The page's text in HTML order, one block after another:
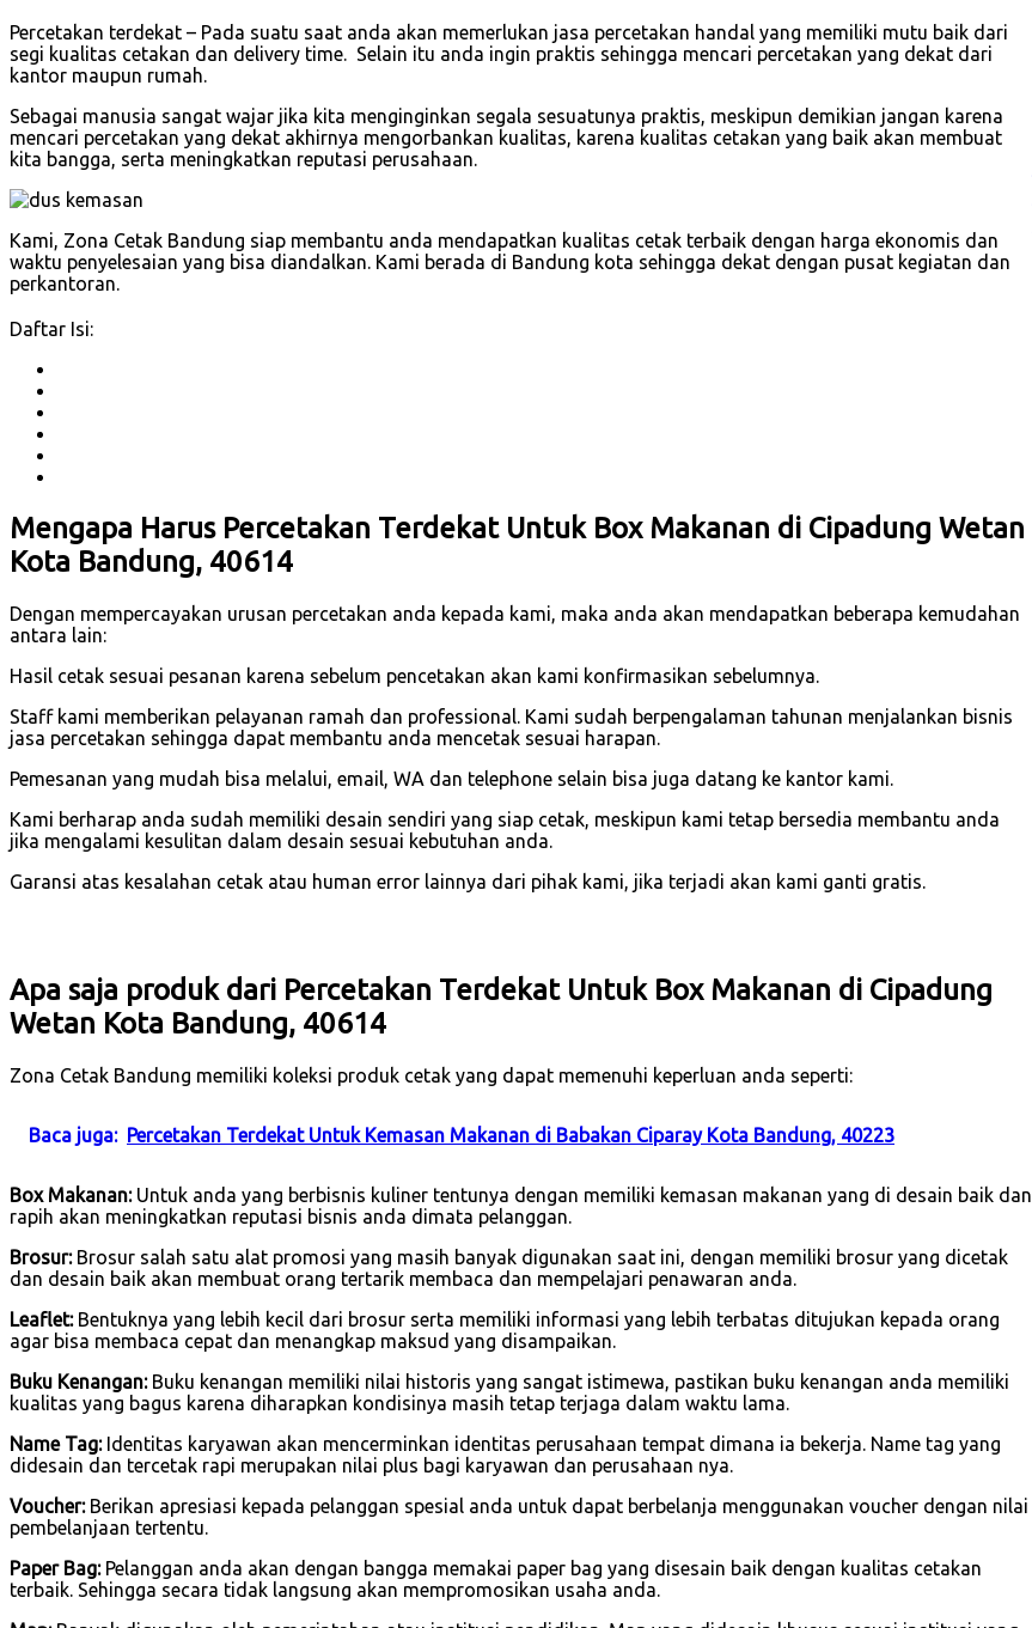
Percetakan terdekat – Pada suatu saat anda akan memerlukan jasa percetakan handal yang memiliki mutu baik dari
segi kualitas cetakan dan delivery time. Selain itu anda ingin praktis sehingga mencari percetakan yang dekat dari
kantor maupun rumah.
Sebagai manusia sangat wajar jika kita menginginkan segala sesuatunya praktis, meskipun demikian jangan karena
mencari percetakan yang dekat akhirnya mengorbankan kualitas, karena kualitas cetakan yang baik akan membuat
kita bangga, serta meningkatkan reputasi perusahaan.
Kami, Zona Cetak Bandung siap membantu anda mendapatkan kualitas cetak terbaik dengan harga ekonomis dan
waktu penyelesaian yang bisa diandalkan. Kami berada di Bandung kota sehingga dekat dengan pusat kegiatan dan
perkantoran.
Daftar Isi:
Mengapa Harus Percetakan Terdekat Untuk Box Makanan di Cipadung Wetan
Kota Bandung, 40614
Dengan mempercayakan urusan percetakan anda kepada kami, maka anda akan mendapatkan beberapa kemudahan
antara lain:
Hasil cetak sesuai pesanan karena sebelum pencetakan akan kami konfirmasikan sebelumnya.
Staff kami memberikan pelayanan ramah dan professional. Kami sudah berpengalaman tahunan menjalankan bisnis
jasa percetakan sehingga dapat membantu anda mencetak sesuai harapan.
Pemesanan yang mudah bisa melalui, email, WA dan telephone selain bisa juga datang ke kantor kami.
Kami berharap anda sudah memiliki desain sendiri yang siap cetak, meskipun kami tetap bersedia membantu anda
jika mengalami kesulitan dalam desain sesuai kebutuhan anda.
Garansi atas kesalahan cetak atau human error lainnya dari pihak kami, jika terjadi akan kami ganti gratis.
Apa saja produk dari Percetakan Terdekat Untuk Box Makanan di Cipadung
Wetan Kota Bandung, 40614
Zona Cetak Bandung memiliki koleksi produk cetak yang dapat memenuhi keperluan anda seperti:
Baca juga: Percetakan Terdekat Untuk Kemasan Makanan di Babakan Ciparay Kota Bandung, 40223
Box Makanan:Untuk anda yang berbisnis kuliner tentunya dengan memiliki kemasan makanan yang di desain baik dan
rapih akan meningkatkan reputasi bisnis anda dimata pelanggan.
Brosur:Brosur salah satu alat promosi yang masih banyak digunakan saat ini, dengan memiliki brosur yang dicetak
dan desain baik akan membuat orang tertarik membaca dan mempelajari penawaran anda.
Leaflet:Bentuknya yang lebih kecil dari brosur serta memiliki informasi yang lebih terbatas ditujukan kepada orang
agar bisa membaca cepat dan menangkap maksud yang disampaikan.
Buku Kenangan:Buku kenangan memiliki nilai historis yang sangat istimewa, pastikan buku kenangan anda memiliki
kualitas yang bagus karena diharapkan kondisinya masih tetap terjaga dalam waktu lama.
Name Tag:Identitas karyawan akan mencerminkan identitas perusahaan tempat dimana ia bekerja. Name tag yang
didesain dan tercetak rapi merupakan nilai plus bagi karyawan dan perusahaan nya.
Voucher:Berikan apresiasi kepada pelanggan spesial anda untuk dapat berbelanja menggunakan voucher dengan nilai
pembelanjaan tertentu.
Paper Bag:Pelanggan anda akan dengan bangga memakai paper bag yang disesain baik dengan kualitas cetakan
terbaik. Sehingga secara tidak langsung akan mempromosikan usaha anda.